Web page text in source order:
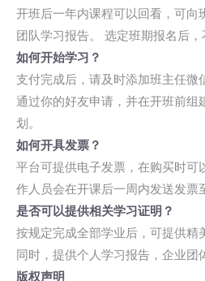
开班后一年内课程可以回看，可向
团队学习报告。 选定班期报名后，
如何开始学习？
支付完成后，请及时添加班主任微
通过你的好友申请，并在开班前组
划。
如何开具发票？
平台可提供电子发票，在购买时可
作人员会在开课后一周内发送发票
是否可以提供相关学习证明？
按规定完成全部学业后，可提供精
同时，提供个人学习报告，企业团
版权声明